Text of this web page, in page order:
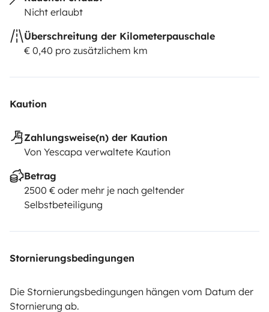
Nicht erlaubt
Überschreitung der Kilometerpauschale
€ 0,40 pro zusätzlichem km
Kaution
Zahlungsweise(n) der Kaution
Von Yescapa verwaltete Kaution
Betrag
2500 € oder mehr je nach geltender
Selbstbeteiligung
Stornierungsbedingungen
Die Stornierungsbedingungen hängen vom Datum der
Stornierung ab.